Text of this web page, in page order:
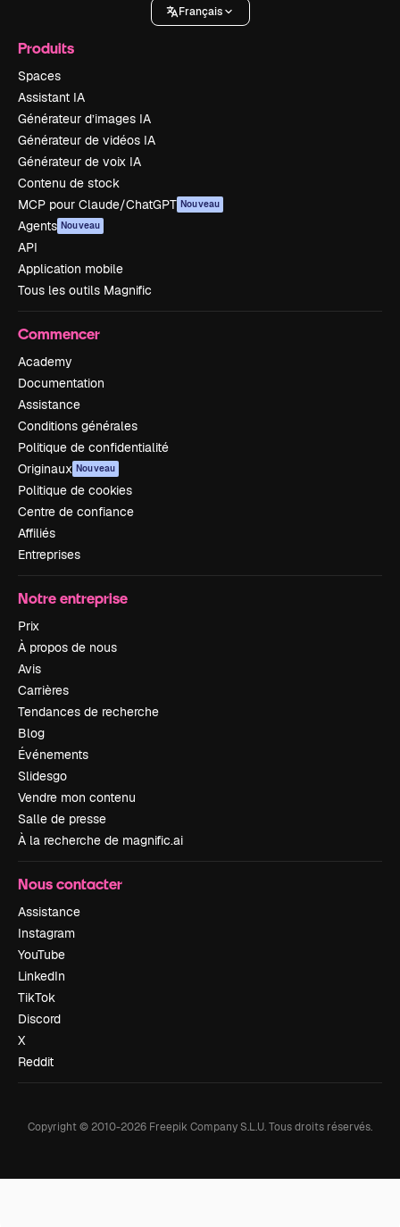
Français
Produits
Spaces
Assistant IA
Générateur d’images IA
Générateur de vidéos IA
Générateur de voix IA
Contenu de stock
MCP pour Claude/ChatGPT Nouveau
Agents Nouveau
API
Application mobile
Tous les outils Magnific
Commencer
Academy
Documentation
Assistance
Conditions générales
Politique de confidentialité
Originaux Nouveau
Politique de cookies
Centre de confiance
Affiliés
Entreprises
Notre entreprise
Prix
À propos de nous
Avis
Carrières
Tendances de recherche
Blog
Événements
Slidesgo
Vendre mon contenu
Salle de presse
À la recherche de magnific.ai
Nous contacter
Assistance
Instagram
YouTube
LinkedIn
TikTok
Discord
X
Reddit
Copyright © 2010-2026 Freepik Company S.L.U.Tous droits réservés.